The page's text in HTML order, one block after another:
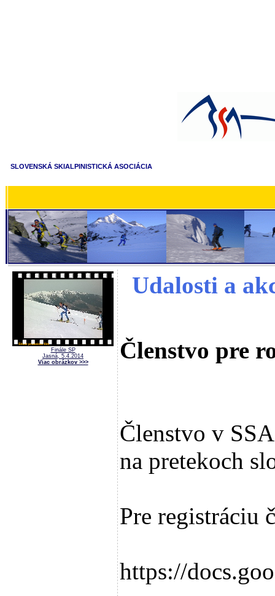
SLOVENSKÁ SKIALPINISTICKÁ ASOCIÁCIA
Finále SP
Jasná, 5.4.2014
Viac obrázkov >>>
Udalosti a
Členstvo pre
Členstvo v
na pretekoch
Pre registráciu
https://